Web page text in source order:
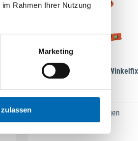
Rahmen Ihrer Nutzung
Marketing
Winkelmessgerät Winkelfix
2 Ausführungen